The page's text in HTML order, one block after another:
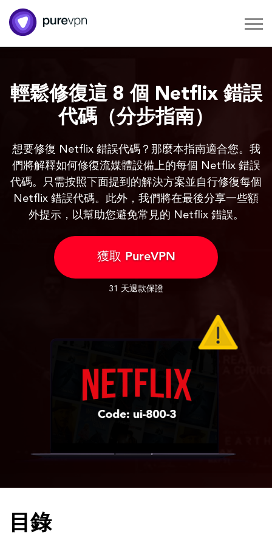
輕鬆修復這 8 個 Netflix 錯誤
代碼（分步指南）
想要修復 Netflix 錯誤代碼？那麼本指南適合您。我
們將解釋如何修復流媒體設備上的每個 Netflix 錯誤
代碼。只需按照下面提到的解決方案並自行修復每個
Netflix 錯誤代碼。此外，我們將在最後分享一些額
外提示，以幫助您避免常見的 Netflix 錯誤。
獲取 PureVPN
31 天退款保證
目錄